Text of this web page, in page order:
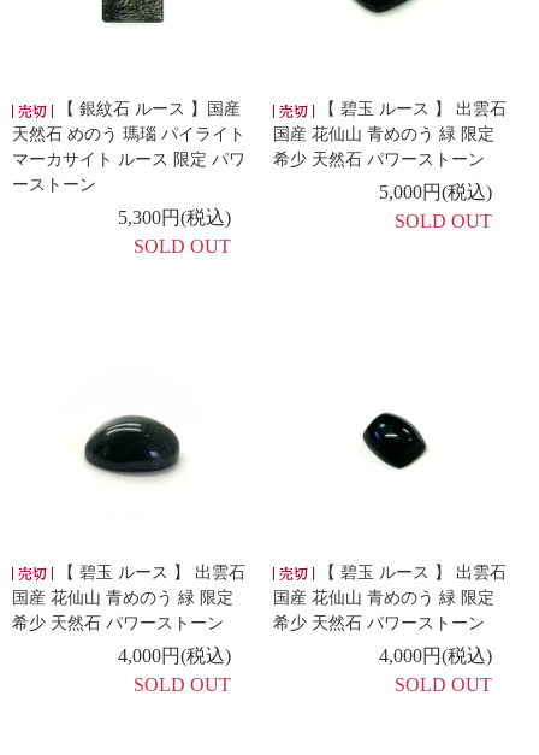
【 銀紋石 ルース 】国産
天然石 めのう 瑪瑙 パイライト
マーカサイト ルース 限定 パワ
ーストーン
5,300円(税込)
SOLD OUT
【 碧玉 ルース 】 出雲石
国産 花仙山 青めのう 緑 限定
希少 天然石 パワーストーン
5,000円(税込)
SOLD OUT
【 碧玉 ルース 】 出雲石
国産 花仙山 青めのう 緑 限定
希少 天然石 パワーストーン
4,000円(税込)
SOLD OUT
【 碧玉 ルース 】 出雲石
国産 花仙山 青めのう 緑 限定
希少 天然石 パワーストーン
4,000円(税込)
SOLD OUT